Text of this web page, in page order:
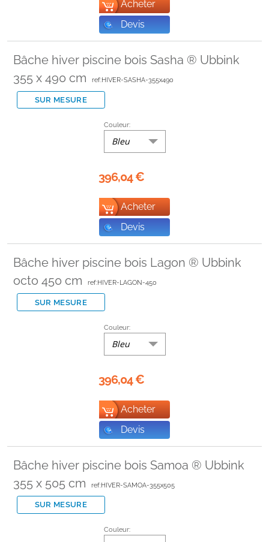
Acheter
Devis
Bâche hiver piscine bois Sasha ® Ubbink
355 x 490 cm
ref:HIVER-SASHA-355x490
SUR MESURE
Couleur:
Bleu
396,04€
Acheter
Devis
Bâche hiver piscine bois Lagon ® Ubbink
octo 450 cm
ref:HIVER-LAGON-450
SUR MESURE
Couleur:
Bleu
396,04€
Acheter
Devis
Bâche hiver piscine bois Samoa ® Ubbink
355 x 505 cm
ref:HIVER-SAMOA-355x505
SUR MESURE
Couleur: